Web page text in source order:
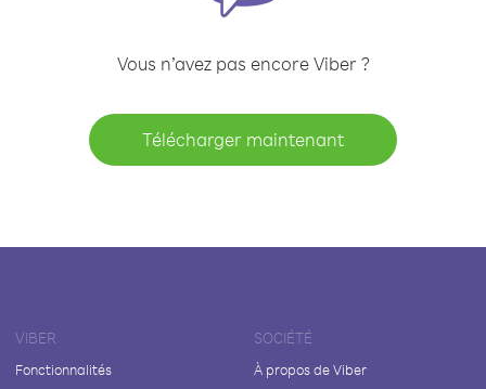
Vous n’avez pas encore Viber ?
Télécharger maintenant
VIBER
Fonctionnalités
SOCIÉTÉ
À propos de Viber